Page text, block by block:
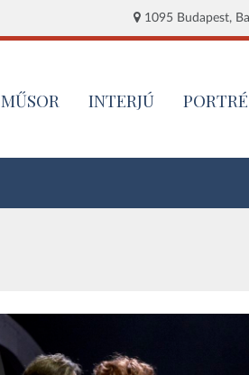
1095 Budapest,
MŰSOR INTERJÚ PORTRÉ